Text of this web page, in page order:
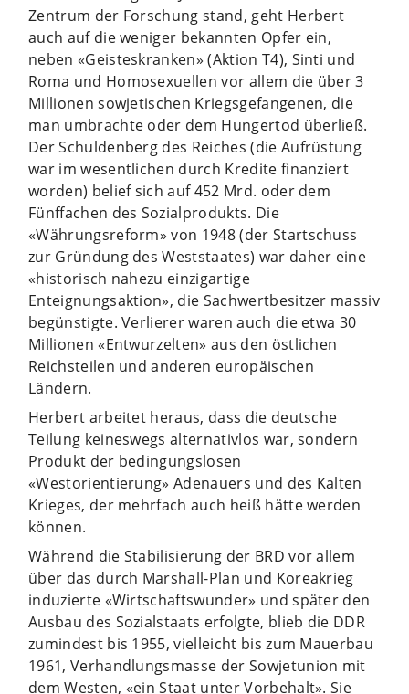
Zentrum der Forschung stand, geht Herbert
auch auf die weniger bekannten Opfer ein,
neben «Geisteskranken» (Aktion T4), Sinti und
Roma und Homosexuellen vor allem die über 3
Millionen sowjetischen Kriegsgefangenen, die
man umbrachte oder dem Hungertod überließ.
Der Schuldenberg des Reiches (die Aufrüstung
war im wesentlichen durch Kredite finanziert
worden) belief sich auf 452 Mrd. oder dem
Fünffachen des Sozialprodukts. Die
«Währungsreform» von 1948 (der Startschuss
zur Gründung des Weststaates) war daher eine
«historisch nahezu einzigartige
Enteignungsaktion», die Sachwertbesitzer massiv
begünstigte. Verlierer waren auch die etwa 30
Millionen «Entwurzelten» aus den östlichen
Reichsteilen und anderen europäischen
Ländern.
Herbert arbeitet heraus, dass die deutsche
Teilung keineswegs alternativlos war, sondern
Produkt der bedingungslosen
«Westorientierung» Adenauers und des Kalten
Krieges, der mehrfach auch heiß hätte werden
können.
Während die Stabilisierung der BRD vor allem
über das durch Marshall-Plan und Koreakrieg
induzierte «Wirtschaftswunder» und später den
Ausbau des Sozialstaats erfolgte, blieb die DDR
zumindest bis 1955, vielleicht bis zum Mauerbau
1961, Verhandlungsmasse der Sowjetunion mit
dem Westen, «ein Staat unter Vorbehalt». Sie